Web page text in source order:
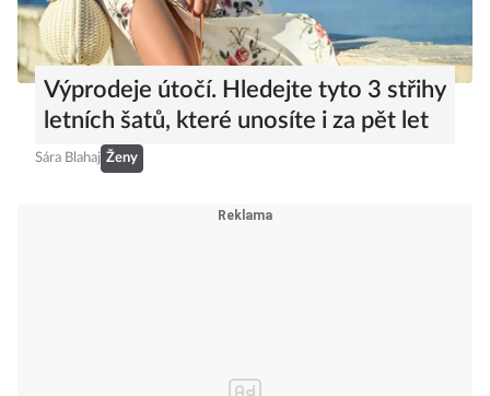
Výprodeje útočí. Hledejte tyto 3 střihy
letních šatů, které unosíte i za pět let
Sára Blahaj Ženy